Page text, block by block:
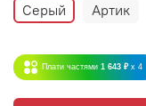
Серый Артик
Плати частями 1 643 ₽ x 4